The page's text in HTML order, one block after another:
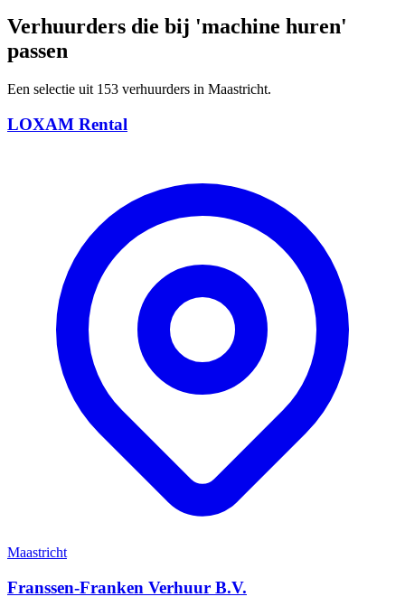
Verhuurders die bij 'machine huren'
passen
Een selectie uit 153 verhuurders in Maastricht.
LOXAM Rental
Maastricht
Franssen-Franken Verhuur B.V.